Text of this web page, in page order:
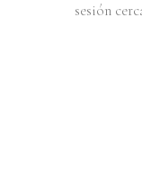
sesión